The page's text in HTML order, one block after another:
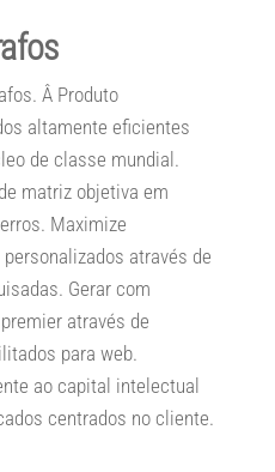
Â Produto
altamente eficientes
de classe mundial.
matriz objetiva em
Maximize
através de
Gerar com
através de
para web.
ao capital intelectual
centrados no cliente.